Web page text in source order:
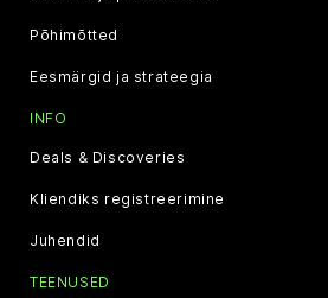
Põhimõtted
Eesmärgid ja strateegia
INFO
Deals & Discoveries
Kliendiks registreerimine
Juhendid
TEENUSED